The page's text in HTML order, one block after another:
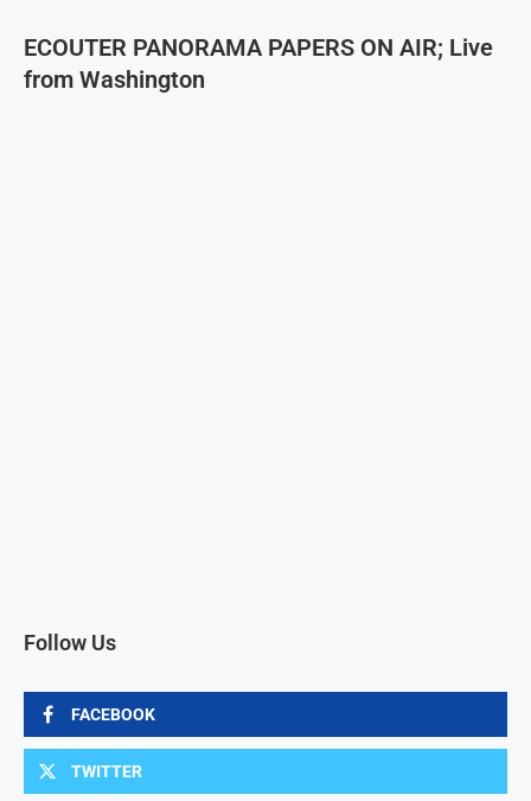
ECOUTER PANORAMA PAPERS ON AIR; Live
from Washington
Follow Us
FACEBOOK
TWITTER